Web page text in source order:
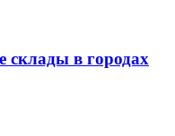
склады в городах